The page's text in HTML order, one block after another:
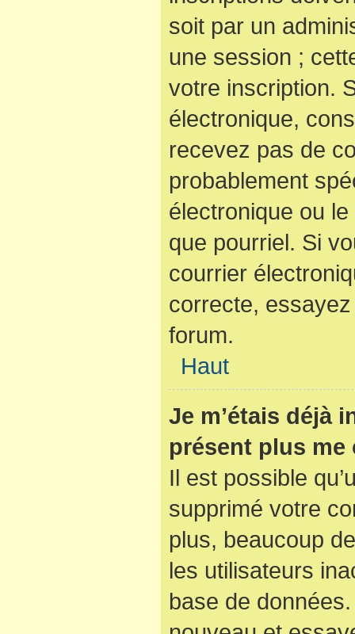
soit par un
une session ;
votre inscription.
électronique,
recevez pas de
probablement
électronique ou
que pourriel. Si
courrier
correcte,
forum.
Haut
Je m’étais déjà
présent plus
Il est possible
supprimé votre
plus, beaucoup
les utilisateurs
base de